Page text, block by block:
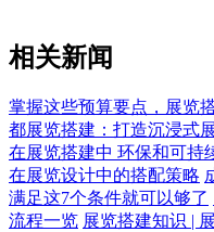
相关新闻
掌握这些预算要点，展览
都展览搭建：打造沉浸式
在展览搭建中 环保和可持
在展览设计中的搭配策略
满足这7个条件就可以够了
流程一览 展览搭建知识 |